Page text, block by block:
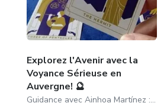
Explorez l'Avenir avec la
Voyance Sérieuse en
Auvergne! 🔮
Guidance avec Ainhoa Martínez : 01 75 75 44 89